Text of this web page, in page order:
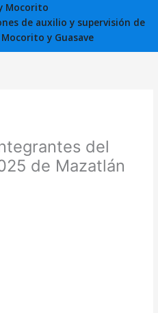
Mocorito
de auxilio y supervisión de
y Guasave
del
de Mazatlán